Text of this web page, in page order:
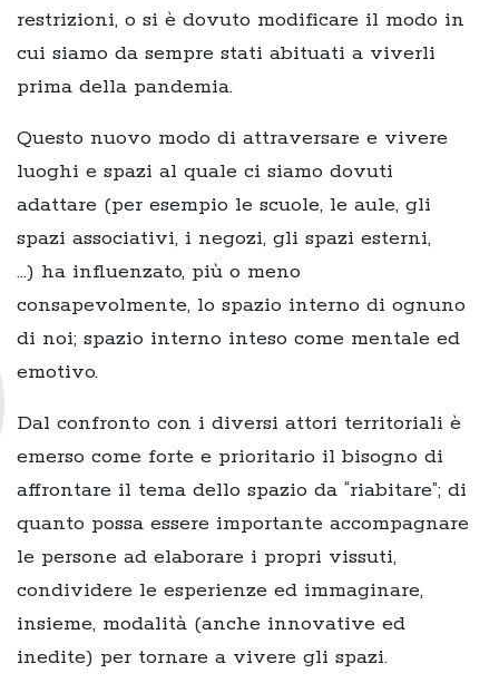
restrizioni, o si è dovuto modificare il modo in
cui siamo da sempre stati abituati a viverli
prima della pandemia.
Questo nuovo modo di attraversare e vivere
luoghi e spazi al quale ci siamo dovuti
adattare (per esempio le scuole, le aule, gli
spazi associativi, i negozi, gli spazi esterni,
…) ha influenzato, più o meno
consapevolmente, lo spazio interno di ognuno
di noi; spazio interno inteso come mentale ed
emotivo.
Dal confronto con i diversi attori territoriali è
emerso come forte e prioritario il bisogno di
affrontare il tema dello spazio da “riabitare”; di
quanto possa essere importante accompagnare
le persone ad elaborare i propri vissuti,
condividere le esperienze ed immaginare,
insieme, modalità (anche innovative ed
inedite) per tornare a vivere gli spazi.